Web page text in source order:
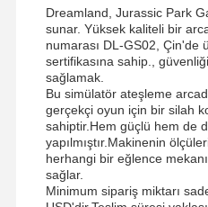
Dreamland, Jurassic Park
sunar. Yüksek kaliteli bir
numarası DL-GS02, Çin'de
sertifikasına sahip.,
sağlamak.
Bu simülatör ateşleme
gerçekçi oyun için bir silah
sahiptir.Hem güçlü hem de
yapılmıştır.Makinenin
herhangi bir eğlence
sağlar.
Minimum sipariş miktarı